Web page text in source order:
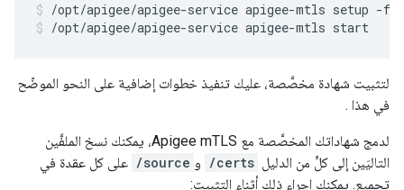
/opt/apigee/apigee-service apigee-mtls setup -
/opt/apigee/apigee-service apigee-mtls start
لتثبيت شهادة مخصَّصة، عليك تنفيذ خطوات إضافية على النحو الموضّح
في هذا .
لدمج شهاداتك المخصَّصة مع Apigee mTLS، يمكنك نسخ الملفَّين
التاليَين إلى كلٍّ من الدليل /certs و /source على كل عقدة في
تجميع. يمكنك إجراء ذلك أثناء التثبيت: